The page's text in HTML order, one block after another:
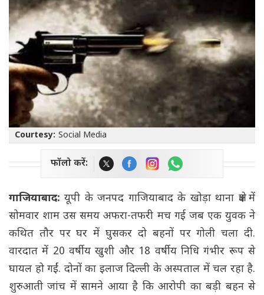
Courtesy: Social Media
फॉलो करें:
गाजियाबाद: यूपी के जनपद गाजियाबाद के खोड़ा थाना क्षेत्र में
सोमवार शाम उस समय अफरा-तफरी मच गई जब एक युवक ने
कथित तौर पर घर में घुसकर दो बहनों पर गोली चला दी.
वारदात में 20 वर्षीय खुशी और 18 वर्षीय निधि गंभीर रूप से
घायल हो गईं. दोनों का इलाज दिल्ली के अस्पताल में चल रहा है.
शुरुआती जांच में सामने आया है कि आरोपी का बड़ी बहन से